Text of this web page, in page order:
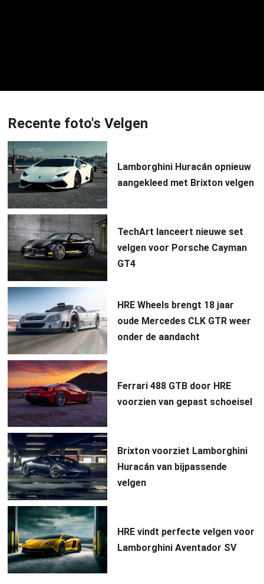
Recente foto's Velgen
Lamborghini Huracán opnieuw
aangekleed met Brixton velgen
TechArt lanceert nieuwe set
velgen voor Porsche Cayman
GT4
HRE Wheels brengt 18 jaar
oude Mercedes CLK GTR weer
onder de aandacht
Ferrari 488 GTB door HRE
voorzien van gepast schoeisel
Brixton voorziet Lamborghini
Huracán van bijpassende
velgen
HRE vindt perfecte velgen voor
Lamborghini Aventador SV